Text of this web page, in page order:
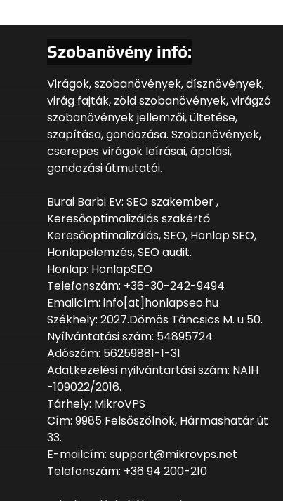
Szobanövény infó:
Virágok, szobanövények, dísznövények,
virág fajták, zöld szobanövények, virágzó
szobanövények jellemzői, ültetése,
szapítása, gondozása. Szobanövények,
cserepes virágok leírásai, ápolási,
gondozási útmutatói.
Burai Barbi Ev: SEO szakember ,
Keresőoptimalizálás szakértő
Keresőoptimalizálás, SEO, Honlap SEO,
Honlapelemzés, SEO audit.
Honlap: HonlapSEO
Telefonszám: +36-30-242-9494
Emailcím: info[at]honlapseo.hu
Székhely: 2027.Dömös Táncsics M. u 50.
Nyílvántatási szám: 54895724
Adószám: 56259881-1-31
Adatkezelési nyilvántartási szám: NAIH
-109022/2016.
Tárhely: MikroVPS
Cím: 9985 Felsőszölnök, Hármashatár út
33.
E-mailcím: support@mikrovps.net
Telefonszám: +36 94 200-210